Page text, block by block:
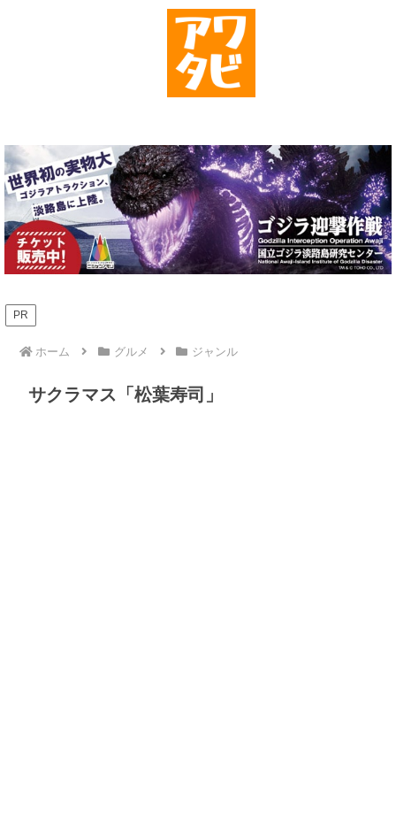
PR
ホーム グルメ ジャンル
サクラマス「松葉寿司」